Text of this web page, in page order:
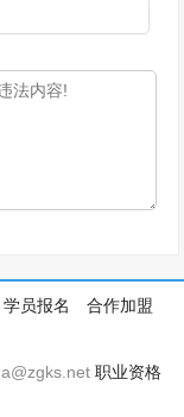
学员报名
合作加盟
职业资格